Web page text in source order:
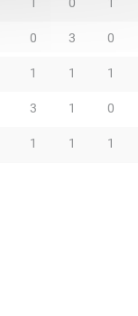
0 3 0
1 1 1
3 1 0
1 1 1